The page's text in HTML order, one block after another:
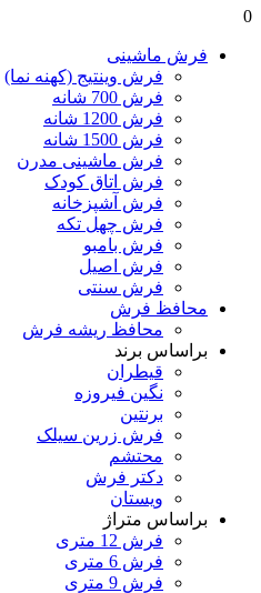
0
فرش ماشینی
فرش وینتیج (کهنه نما)
فرش 700 شانه
فرش 1200 شانه
فرش 1500 شانه
فرش ماشینی مدرن
فرش اتاق کودک
فرش آشپزخانه
فرش چهل تکه
فرش بامبو
فرش اصیل
فرش سنتی
محافظ فرش
محافظ ریشه فرش
براساس برند
قیطران
نگین فیروزه
برنتین
فرش زرین سیلک
محتشم
دکتر فرش
ویستان
براساس متراژ
فرش 12 متری
فرش 6 متری
فرش 9 متری